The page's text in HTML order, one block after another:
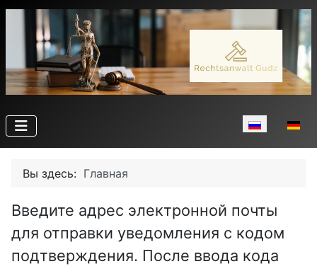
Выберите
Вы здесь: Главная
Введите адрес электронной почты
для отправки уведомления с кодом
подтверждения. После ввода кода